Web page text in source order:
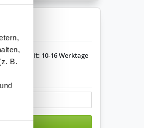
B.
über
Lieferzeit: 10-16 Werktage